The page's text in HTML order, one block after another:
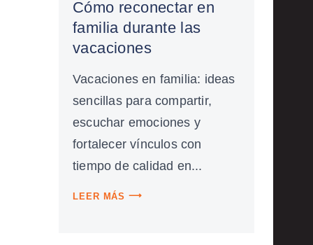
Cómo reconectar en
familia durante las
vacaciones
Vacaciones en familia: ideas
sencillas para compartir,
escuchar emociones y
fortalecer vínculos con
tiempo de calidad en...
LEER MÁS